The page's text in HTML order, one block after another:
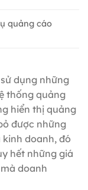
quảng cáo
dụng những
thống quảng
hiển thị quảng
được những
doanh, đó
hết những giá
doanh